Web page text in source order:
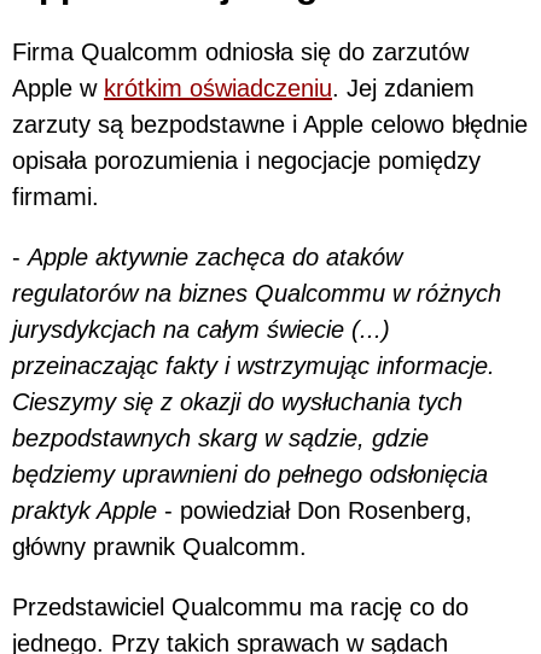
Firma Qualcomm odniosła się do zarzutów
Apple w krótkim oświadczeniu. Jej zdaniem
zarzuty są bezpodstawne i Apple celowo błędnie
opisała porozumienia i negocjacje pomiędzy
firmami.
-Apple aktywnie zachęca do ataków
regulatorów na biznes Qualcommu w różnych
jurysdykcjach na całym świecie (...)
przeinaczając fakty i wstrzymując informacje.
Cieszymy się z okazji do wysłuchania tych
bezpodstawnych skarg w sądzie, gdzie
będziemy uprawnieni do pełnego odsłonięcia
praktyk Apple - powiedział Don Rosenberg,
główny prawnik Qualcomm.
Przedstawiciel Qualcommu ma rację co do
jednego. Przy takich sprawach w sądach